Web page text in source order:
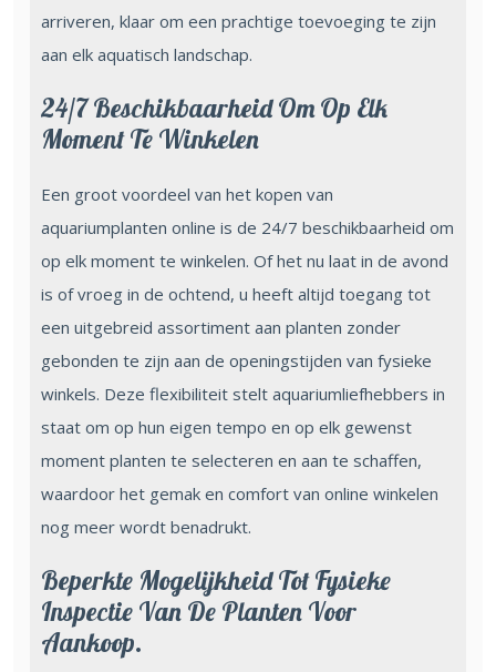
arriveren, klaar om een prachtige toevoeging te zijn
aan elk aquatisch landschap.
24/7 Beschikbaarheid Om Op Elk
Moment Te Winkelen
Een groot voordeel van het kopen van
aquariumplanten online is de 24/7 beschikbaarheid om
op elk moment te winkelen. Of het nu laat in de avond
is of vroeg in de ochtend, u heeft altijd toegang tot
een uitgebreid assortiment aan planten zonder
gebonden te zijn aan de openingstijden van fysieke
winkels. Deze flexibiliteit stelt aquariumliefhebbers in
staat om op hun eigen tempo en op elk gewenst
moment planten te selecteren en aan te schaffen,
waardoor het gemak en comfort van online winkelen
nog meer wordt benadrukt.
Beperkte Mogelijkheid Tot Fysieke
Inspectie Van De Planten Voor
Aankoop.